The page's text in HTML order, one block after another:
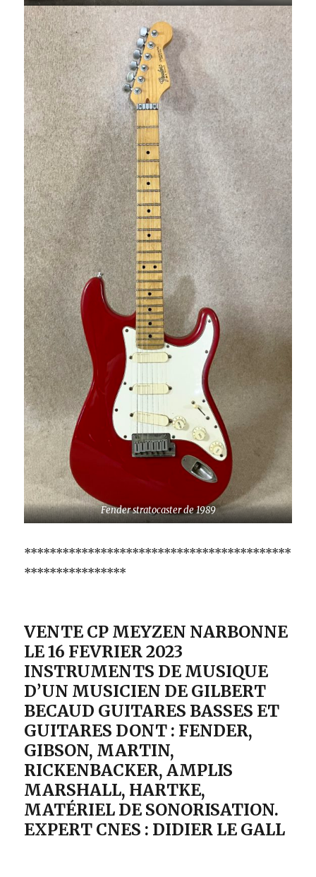
Fender stratocaster de 1989
******************************************
****************
VENTE CP MEYZEN NARBONNE
LE 16 FEVRIER 2023
INSTRUMENTS DE MUSIQUE
D’UN MUSICIEN DE GILBERT
BECAUD GUITARES BASSES ET
GUITARES DONT : FENDER,
GIBSON, MARTIN,
RICKENBACKER, AMPLIS
MARSHALL, HARTKE,
MATÉRIEL DE SONORISATION.
EXPERT CNES : DIDIER LE GALL